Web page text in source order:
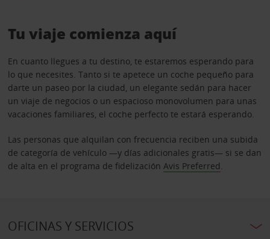
Tu viaje comienza aquí
En cuanto llegues a tu destino, te estaremos esperando para
lo que necesites. Tanto si te apetece un coche pequeño para
darte un paseo por la ciudad, un elegante sedán para hacer
un viaje de negocios o un espacioso monovolumen para unas
vacaciones familiares, el coche perfecto te estará esperando.
Las personas que alquilan con frecuencia reciben una subida
de categoría de vehículo —y días adicionales gratis— si se dan
de alta en el programa de fidelización Avis Preferred.
OFICINAS Y SERVICIOS